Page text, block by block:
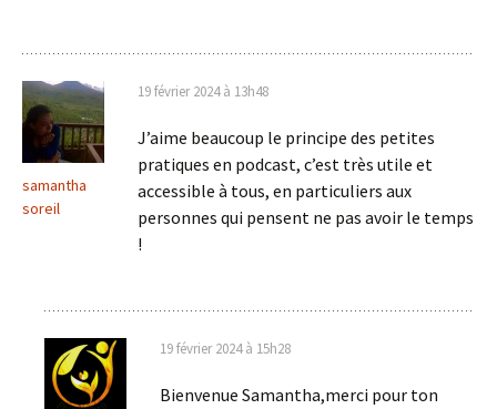
samantha
soreil
19 février 2024 à 13h48
J’aime beaucoup le principe des petites
pratiques en podcast, c’est très utile et
accessible à tous, en particuliers aux
personnes qui pensent ne pas avoir le temps
!
19 février 2024 à 15h28
Bienvenue Samantha,merci pour ton